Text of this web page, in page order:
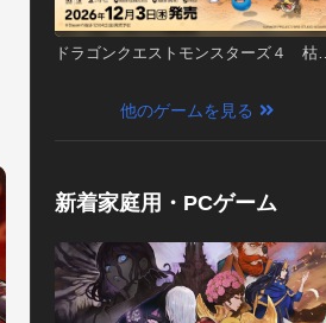
ドラゴンクエストモンスターズ４ 枯れ
他のゲームを見る
新着家庭用・PCゲーム